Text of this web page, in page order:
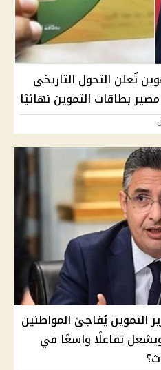
تُعلن التحول التاريخي
بطاقات التموين نهائيًا
الأضحى 2025.. وزير التموين يُفاجئ المواطنين
تنفيذه 20 مايو ويشعل تفاعلًا واسعًا في